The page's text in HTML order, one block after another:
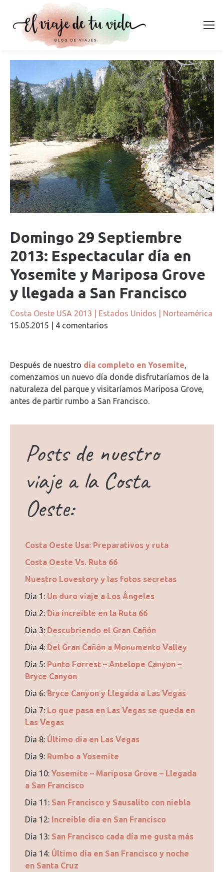
Domingo 29 Septiembre
2013: Espectacular día en
Yosemite y Mariposa Grove
y llegada a San Francisco
Costa Oeste USA 2013 Estados Unidos
Norteamérica
15.05.2015
4 comentarios
Después de nuestro día completo en Yosemite,
comenzamos un nuevo día donde disfrutaríamos de la
naturaleza del parque y visitaríamos Mariposa Grove,
antes de partir rumbo a San Francisco.
Posts de nuestro
viaje a la Costa
Oeste:
Costa Oeste Usa: Preparativos y ruta
Costa Oeste Vs. Ruta 66
Nuestro Lovestory y las fotos secretas
Día 1: Un duro viaje a Los Ángeles
Día 2: Día increíble en la Ruta 66
Día 3: Descubriendo el Gran Cañón
Día 4: Del Gran Cañón a Monumento Valley
Día 5: Punto Forrest – Antelope Canyon –
Bryce Canyon
Día 6: Bryce Canyon y Llegada a Las Vegas
Día 7: Lo que pasa en Las Vegas se queda en
Las Vegas
Día 8: Último día en Las Vegas
Día 9: Rumbo a Yosemite
Día 10: Yosemite – Mariposa Grove – Llegada
a San Francisco
Día 11: San Francisco y Sausalito con niebla
Día 12: Increíble día en San Francisco
Día 13: San Francisco cada día me gusta más
Día 14: Último día en San Francisco y noche
en Santa Cruz